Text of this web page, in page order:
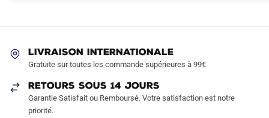
choisies
la
page
page
LIVRAISON INTERNATIONALE
Gratuite sur toutes les commande supérieures à 99€
RETOURS SOUS 14 JOURS
Garantie Satisfait ou Remboursé. Votre satisfaction est notre
priorité.